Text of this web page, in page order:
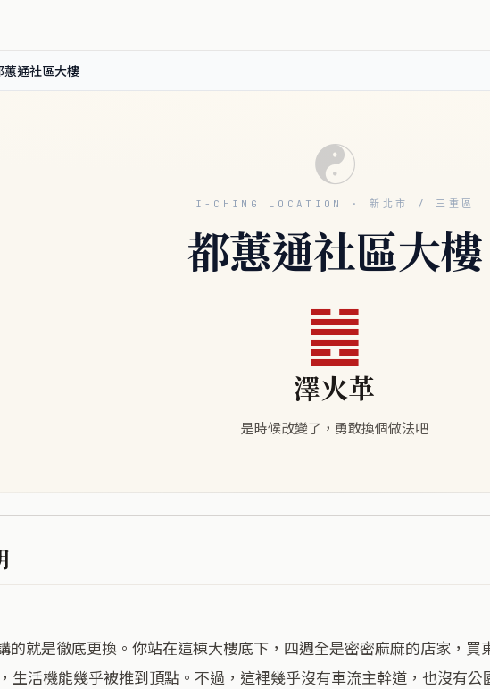
蕙通社區大樓
☯
I-CHING LOCATION · 新北市 / 三重區
都蕙通社區大樓
䷰
澤火革
是時候改變了，勇敢換個做法吧
生活機能幾乎被推到頂點。不過，這裡幾乎沒有車流主幹道，也沒有